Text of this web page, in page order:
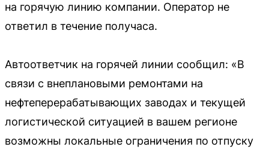
на горячую линию компании. Оператор не
ответил в течение получаса.
Автоответчик на горячей линии сообщил: «В
связи с внеплановыми ремонтами на
нефтеперерабатывающих заводах и текущей
логистической ситуацией в вашем регионе
возможны локальные ограничения по отпуску